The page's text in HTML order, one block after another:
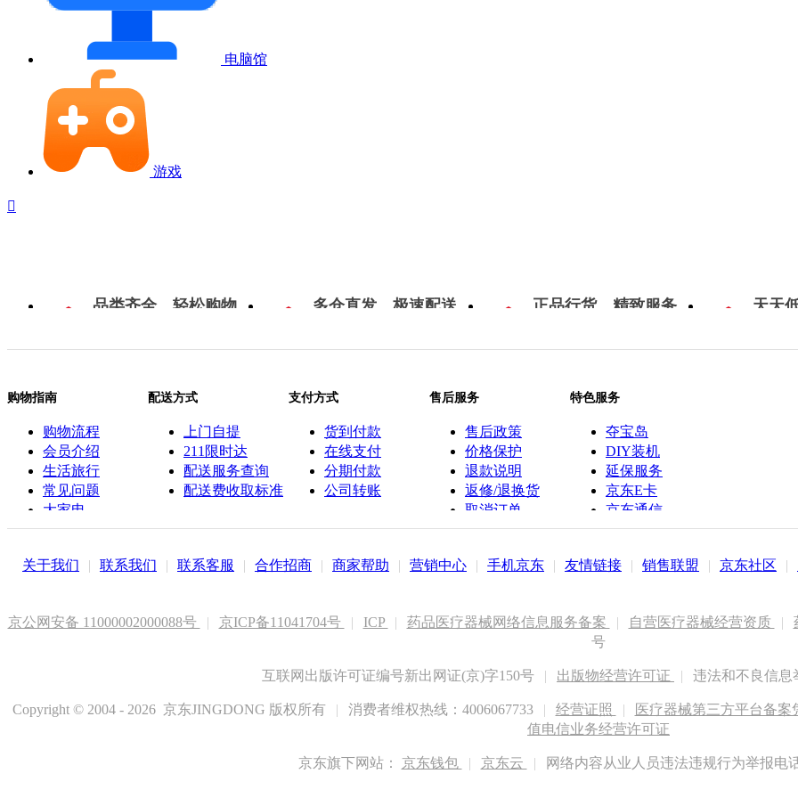
电脑馆
游戏

品类齐全，轻松购物 多仓直发，极速配送 正品行货，精致服务 天天
购物指南
购物流程
会员介绍
生活旅行
常见问题
大家电
联系客服
配送方式
上门自提
211限时达
配送服务查询
配送费收取标准
支付方式
货到付款
在线支付
分期付款
公司转账
售后服务
售后政策
价格保护
退款说明
返修/退换货
取消订单
特色服务
夺宝岛
DIY装机
延保服务
京东E卡
京东通信
京鱼座智能
关于我们 | 联系我们 | 联系客服 | 合作招商 | 商家帮助 | 营销中心 | 手机京东 | 友情链接 | 销售联盟 | 京东社区 |
京公网安备 11000002000088号 | 京ICP备11041704号 | ICP | 药品医疗器械网络信息服务备案 | 自营医疗器械经营资质 |
号
互联网出版许可证编号新出网证(京)字150号 | 出版物经营许可证 | 违法和不良信息
Copyright © 2004 - 2026 京东JINGDONG 版权所有 | 消费者维权热线：4006067733 | 经营证照 | 医疗器械第三方平台备案
值电信业务经营许可证
京东旗下网站： 京东钱包 | 京东云 | 网络内容从业人员违法违规行为举报电